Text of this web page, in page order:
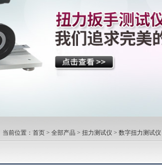
当前位置： 首页 > 全部产品 > 扭力测试仪 > 数字扭力测试仪